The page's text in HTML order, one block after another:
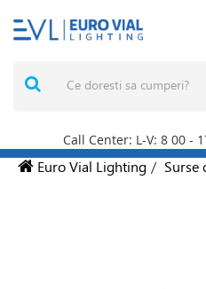
Call Center: L-V: 8 00 -
Euro Vial Lighting / Surse